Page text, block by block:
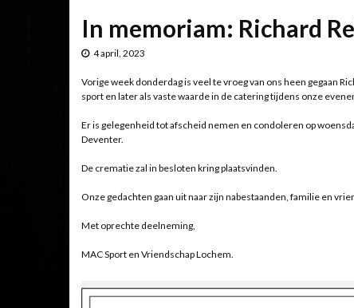
In memoriam: Richard
4 april, 2023
Vorige week donderdag is veel te vroeg van ons heen gegaan
sport en later als vaste waarde in de catering tijdens onze
Er is gelegenheid tot afscheid nemen en condoleren op
Deventer.
De crematie zal in besloten kring plaatsvinden.
Onze gedachten gaan uit naar zijn nabestaanden, familie en
Met oprechte deelneming,
MAC Sport en Vriendschap Lochem.